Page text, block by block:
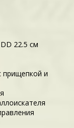
22.5 см
прищепкой и